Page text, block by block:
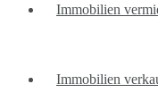
Immobilien
Immobilien